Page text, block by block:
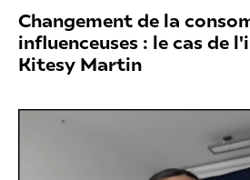
Changement de la
influenceuses : le cas de
Kitesy Martin